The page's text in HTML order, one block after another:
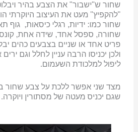
שחור ש"ישבור" את הצבע בהיר
"להקפיץ" מעט את העיצוב היוקרתי
שחור כמו: ידיות, רגלי כיסאות, גוף
שחורה, ספסל אחד, שידה אחת,
פריט אחד או שניים בצבעים כהים
ולכן יכניסו הרבה עניין לחלל וגם
ליפול למלכודת השעמום.
מצד שני אפשר ללכת על צבע שחור
שגם יכניס מעטה של מסתורין ויוקרה.